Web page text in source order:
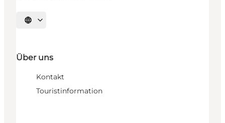
Sprache auswählen
Über uns
Kontakt
Touristinformation